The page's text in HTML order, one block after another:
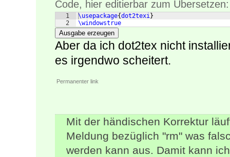
Code, hier editierbar zum Übersetzen:
1
2
\usepackage{dot2texi}
\windowstrue
Ausgabe erzeugen
Aber da ich dot2tex nicht
es irgendwo scheitert.
Permanenter link
Mit der händischen Korrektur
Meldung bezüglich "rm" was
werden kann aus. Damit kann